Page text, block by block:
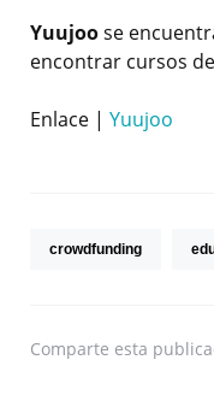
Yuujoose
encontrar cursos
Enlace | Yuujoo
crowdfunding
Comparte esta